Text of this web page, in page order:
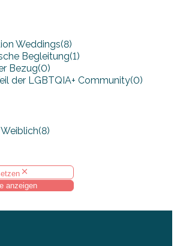
Weddings(8)
Begleitung(1)
Bezug(0)
der LGBTQIA+ Community(0)
Weiblich(8)
anzeigen